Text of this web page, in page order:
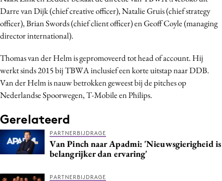
Effectiviteit
Gedragsverandering
Influencer marketing
Interne communicatie
Martech
Media
Merkstrategie
PR
Programmatic
Purpose Marketing
Reputatie & crisis
Darre van Dijk (chief creative officer), Natalie Gruis (chief strategy
officer), Brian Swords (chief client officer) en Geoff Coyle (managing
director international).
Thomas van der Helm is gepromoveerd tot head of account. Hij
werkt sinds 2015 bij TBWA inclusief een korte uitstap naar DDB.
Van der Helmisnauw betrokkengeweestbij de pitches op
Nederlandse Spoorwegen, T-Mobile en Philips.
Gerelateerd
PARTNERBIJDRAGE
Van Pinch naar Apadmi: 'Nieuwsgierigheid is
belangrijker dan ervaring'
PARTNERBIJDRAGE